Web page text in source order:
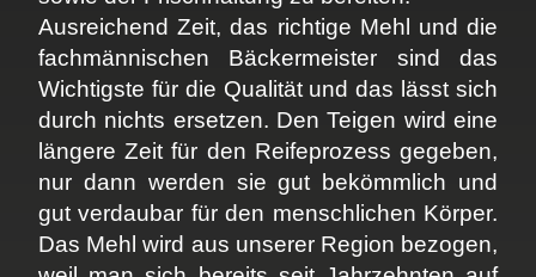
Ausreichend Zeit, das richtige Mehl und die
fachmännischen Bäckermeister sind das
Wichtigste für die Qualität und das lässt sich
durch nichts ersetzen. Den Teigen wird eine
längere Zeit für den Reifeprozess gegeben,
nur dann werden sie gut bekömmlich und
gut verdaubar für den menschlichen Körper.
Das Mehl wird aus unserer Region bezogen,